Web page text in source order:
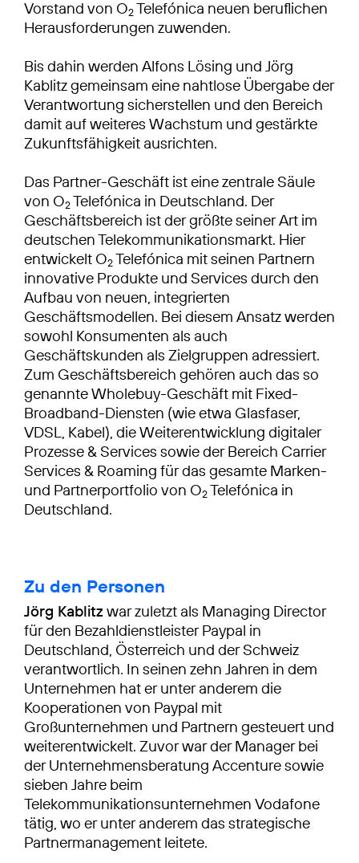
Vorstand von O2Telefónica neuen beruflichen
Herausforderungen zuwenden.
Bis dahin werden Alfons Lösing und Jörg
Kablitz gemeinsam eine nahtlose Übergabe der
Verantwortung sicherstellen und den Bereich
damit auf weiteres Wachstum und gestärkte
Zukunftsfähigkeit ausrichten.
Das Partner-Geschäft ist eine zentrale Säule
von O2Telefónica in Deutschland. Der
Geschäftsbereich ist der größte seiner Art im
deutschen Telekommunikationsmarkt. Hier
entwickelt O2Telefónica mit seinen Partnern
innovative Produkte und Services durch den
Aufbau von neuen, integrierten
Geschäftsmodellen. Bei diesem Ansatz werden
sowohl Konsumenten als auch
Geschäftskunden als Zielgruppen adressiert.
Zum Geschäftsbereich gehören auch das so
genannte Wholebuy-Geschäft mit Fixed-
Broadband-Diensten (wie etwa Glasfaser,
VDSL, Kabel), die Weiterentwicklung digitaler
Prozesse & Services sowie der Bereich Carrier
Services & Roaming für das gesamte Marken-
und Partnerportfolio von O2Telefónica in
Deutschland.
Zu den Personen
Jörg Kablitz war zuletzt als Managing Director
für den Bezahldienstleister Paypal in
Deutschland, Österreich und der Schweiz
verantwortlich. In seinen zehn Jahren in dem
Unternehmen hat er unter anderem die
Kooperationen von Paypal mit
Großunternehmen und Partnern gesteuert und
weiterentwickelt. Zuvor war der Manager bei
der Unternehmensberatung Accenture sowie
sieben Jahre beim
Telekommunikationsunternehmen Vodafone
tätig, wo er unter anderem das strategische
Partnermanagement leitete.